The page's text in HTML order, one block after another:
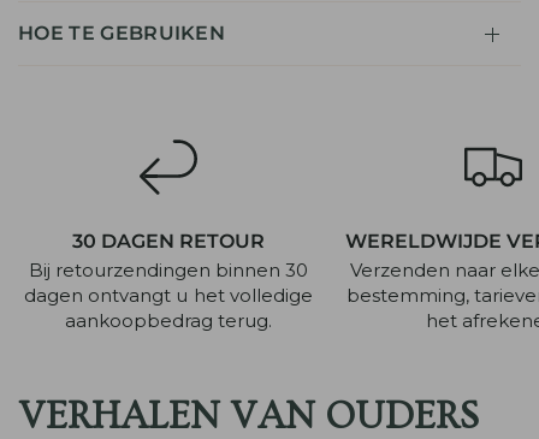
HOE TE GEBRUIKEN
30 DAGEN RETOUR
Bij retourzendingen binnen 30
dagen ontvangt u het volledige
aankoopbedrag terug.
WERELDWIJDE
Verzenden naar
bestemming,
het
VERHALEN VAN OUDERS